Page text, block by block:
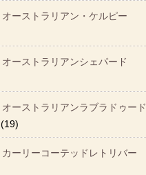
オーストラリアン・ケルピー
オーストラリアンシェパード
オーストラリアンラブラドゥード
(19)
カーリーコーテッドレトリバー